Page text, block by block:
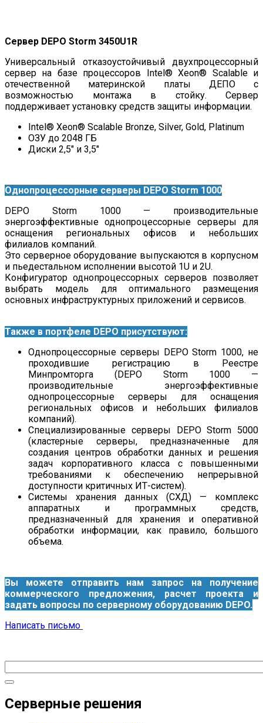
Сервер DEPO Storm 3450U1R
Универсальный отказоустойчивый двухпроцессорный
сервер на базе процессоров Intel® Xeon® Scalable и
отечественной материнской платы ДЕПО с
возможностью монтажа в стойку. Сервер
поддерживает установку средств защиты информации.
Intel® Xeon® Scalable Bronze, Silver, Gold, Platinum
ОЗУ до 2048 ГБ
Диски 2,5″ и 3,5″
Однопроцессорные серверы DEPO Storm 1000
DEPO Storm 1000 — производительные
энергоэффективные однопроцессорные серверы для
оснащения региональных офисов и небольших
филиалов компаний.
Это серверное оборудование выпускаются в корпусном
и пьедестальном исполнении высотой 1U и 2U.
Конфигуратор однопроцессорных серверов позволяет
выбрать модель для оптимального размещения
основных инфраструктурных приложений и сервисов.
Также в портфеле DEPO присутствуют:
Однопроцессорные серверы DEPO Storm 1000, не
проходившие регистрацию в Реестре
Минпромторга (DEPO Storm 1000 —
производительные энергоэффективные
однопроцессорные серверы для оснащения
региональных офисов и небольших филиалов
компаний).
Специализированные серверы DEPO Storm 5000
(кластерные серверы, предназначенные для
создания центров обработки данных и решения
задач корпоративного класса с повышенными
требованиями к обеспечению непрерывной
доступности критичных ИТ-систем).
Системы хранения данных (СХД) — комплекс
аппаратных и программных средств,
предназначенный для хранения и оперативной
обработки информации, как правило, большого
объема.
Вы можете отправить нам запрос на получение
коммерческого предложения, расчет проекта и
задать вопросы по серверному оборудованию DEPO.
Написать письмо
Серверные решения